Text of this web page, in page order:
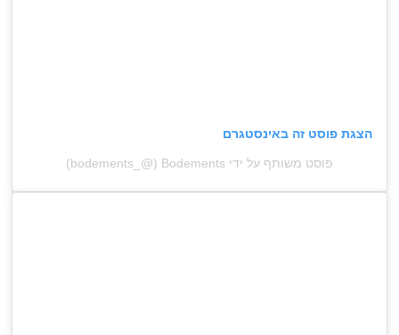
הצגת פוסט זה באינסטגרם
פוסט משותף על ידי ‏‎Bodements‎‏ (@‏‎bodements_‎‏)